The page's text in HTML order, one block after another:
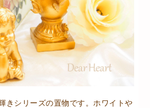
きシリーズの置物です。ホワイトや